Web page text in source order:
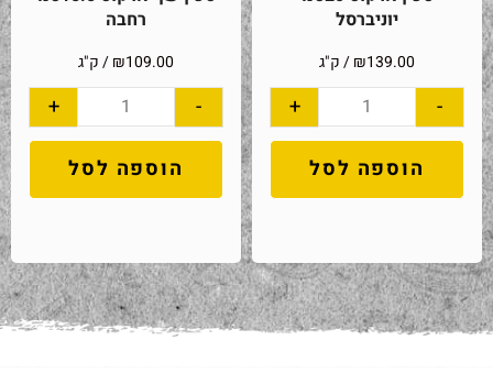
יוניברסל
₪139.00 / ק"ג
-
+
הוספה לסל
רחבה
₪109.00 / ק"ג
-
+
הוספה לסל